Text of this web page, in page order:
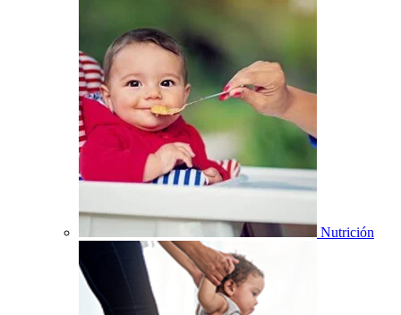
Nutrición